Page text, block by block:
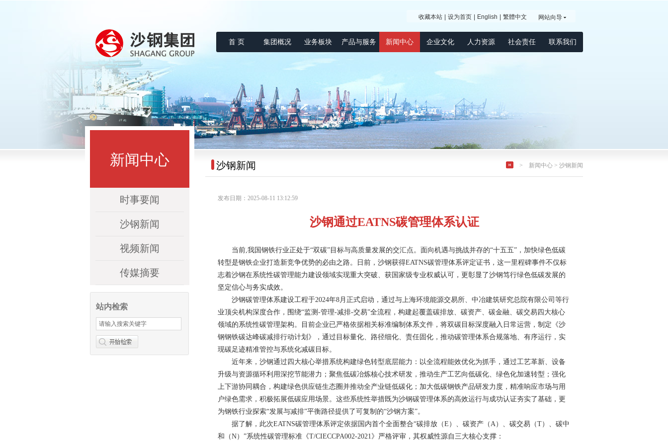
沙钢集团
首 页 集团概况 业务板块 产品与服务 新闻中心 企业文化 人力资源 社会责任 联系我们
收藏本站 设为首页 English 繁體中文 网站向导
新闻中心
时事要闻
沙钢新闻
视频新闻
传媒摘要
站内检索
沙钢新闻 > 新闻中心 > 沙钢新闻
发布日期：2025-08-11 13:12:59
沙钢通过EATNS碳管理体系认证
当前,我国钢铁行业正处于“双碳”目标与高质量发展的交汇点。面向机遇与挑战并存的“十五五”，加快绿色低碳
转型是钢铁企业打造新竞争优势的必由之路。日前，沙钢获得EATNS碳管理体系评定证书，这一里程碑事件不仅标
志着沙钢在系统性碳管理能力建设领域实现重大突破、获国家级专业权威认可，更彰显了沙钢笃行绿色低碳发展的
坚定信心与务实成效。
沙钢碳管理体系建设工程于2024年8月正式启动，通过与上海环境能源交易所、中冶建筑研究总院有限公司等行
业顶尖机构深度合作，围绕“监测-管理-减排-交易”全流程，构建起覆盖碳排放、碳资产、碳金融、碳交易四大核心
领域的系统性碳管理架构。目前企业已严格依据相关标准编制体系文件，将双碳目标深度融入日常运营，制定《沙
钢钢铁碳达峰碳减排行动计划》，通过目标量化、路径细化、责任固化，推动碳管理体系合规落地、有序运行，实
现碳足迹精准管控与系统化减碳目标。
近年来，沙钢通过四大核心举措系统构建绿色转型底层能力：以全流程能效优化为抓手，通过工艺革新、设备
升级与资源循环利用深挖节能潜力；聚焦低碳冶炼核心技术研发，推动生产工艺向低碳化、绿色化加速转型；强化
上下游协同耦合，构建绿色供应链生态圈并推动全产业链低碳化；加大低碳钢铁产品研发力度，精准响应市场与用
户绿色需求，积极拓展低碳应用场景。这些系统性举措既为沙钢碳管理体系的高效运行与成功认证夯实了基础，更
为钢铁行业探索“发展与减排”平衡路径提供了可复制的“沙钢方案”。
据了解，此次EATNS碳管理体系评定依据国内首个全面整合“碳排放（E）、碳资产（A）、碳交易（T）、碳中
和（N）”系统性碳管理标准《T/CIECCPA002-2021》严格评审，其权威性源自三大核心支撑：